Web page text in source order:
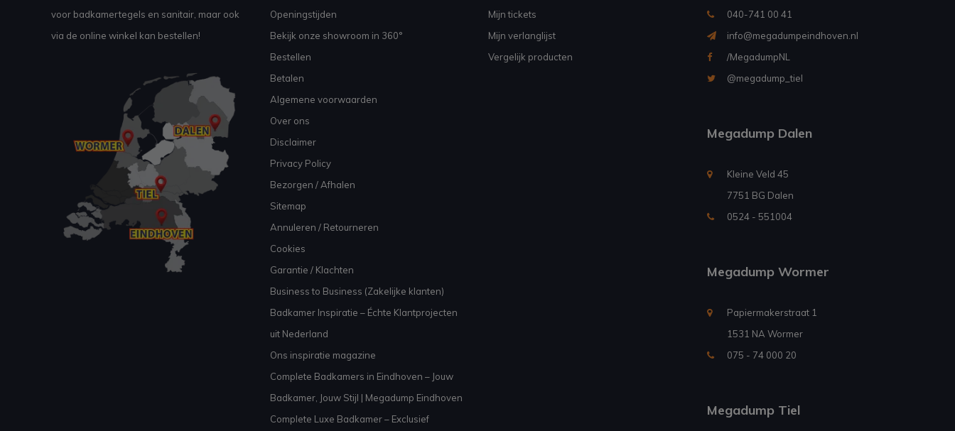
voor badkamertegels en sanitair, maar ook
via de online winkel kan bestellen!
Openingstijden
Bekijk onze showroom in 360°
Bestellen
Betalen
Algemene voorwaarden
Over ons
Disclaimer
Privacy Policy
Bezorgen / Afhalen
Sitemap
Annuleren / Retourneren
Cookies
Garantie / Klachten
Business to Business (Zakelijke klanten)
Badkamer Inspiratie – Échte Klantprojecten
uit Nederland
Ons inspiratie magazine
Complete Badkamers in Eindhoven – Jouw
Badkamer, Jouw Stijl | Megadump Eindhoven
Complete Luxe Badkamer – Exclusief
Mijn tickets
Mijn verlanglijst
Vergelijk producten
040-741 00 41
info@megadumpeindhoven.nl
/MegadumpNL
@megadump_tiel
Megadump Dalen
Kleine Veld 45
7751 BG Dalen
0524 - 551004
Megadump Wormer
Papiermakerstraat 1
1531 NA Wormer
075 - 74 000 20
Megadump Tiel